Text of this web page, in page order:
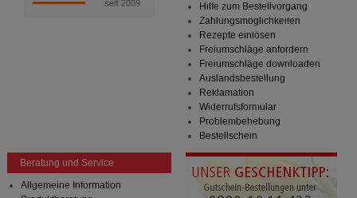
Hilfe zum Bestellvorgang
Zahlungsmöglichkeiten
Rezepte einlösen
Freiumschläge anfordern
Freiumschläge downloaden
Auslandsbestellung
Reklamation
Widerrufsformular
Problembehebung
Bestellschein
Beratung und Service
Allgemeine Information